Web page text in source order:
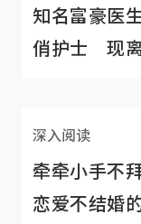
知名富豪医
俏护士 现
深入阅读
牵牵小手不
恋爱不结婚